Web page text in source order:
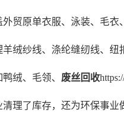
贸原单衣服、泳装、毛衣
绒纱线、涤纶缝纫线、纽
绒、毛领、 废丝回收
理了库存，还为环保事业